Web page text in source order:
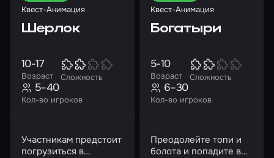
Квест-Анимация
Шерлок
Возраст
10-17
Сложность
Кол-во игроков
5–40
Участникам предстоит
погрузиться в
Квест-Анимация
Богатыри
Возраст
5-10
Сложность
Кол-во игроков
6–30
Преодолейте топи и
болота и попадите в